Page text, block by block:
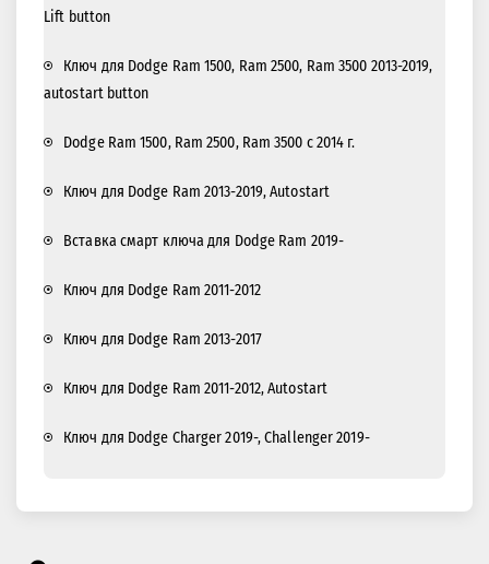
Lift button
Ключ для Dodge Ram 1500, Ram 2500, Ram 3500 2013-2019,
autostart button
Dodge Ram 1500, Ram 2500, Ram 3500 с 2014 г.
Ключ для Dodge Ram 2013-2019, Autostart
Вставка смарт ключа для Dodge Ram 2019-
Ключ для Dodge Ram 2011-2012
Ключ для Dodge Ram 2013-2017
Ключ для Dodge Ram 2011-2012, Autostart
Ключ для Dodge Charger 2019-, Challenger 2019-